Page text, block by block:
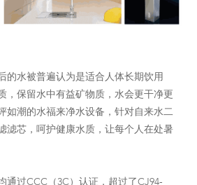
的水被普遍认为是适合人体长期饮用
，保留水中有益矿物质，水会更干净更
如潮的水福来净水设备，针对自来水二
滤芯，呵护健康水质，让每个人在处暑
通过CCC（3C）认证，超过了CJ94-